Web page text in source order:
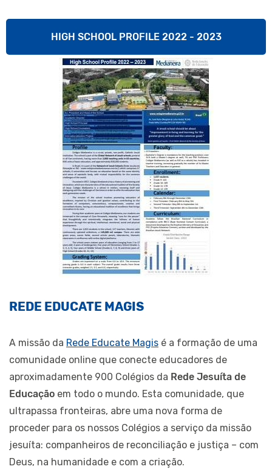
HIGH SCHOOL PROFILE 2022 - 2023
REDE EDUCATE MAGIS
A missão da Rede Educate Magis é a formação de uma
comunidade online que conecte educadores de
aproximadamente 900 Colégios da Rede Jesuíta de
Educação em todo o mundo. Esta comunidade, que
ultrapassa fronteiras, abre uma nova forma de
proceder para os nossos Colégios a serviço da missão
jesuíta: companheiros de reconciliação e justiça – com
Deus, na humanidade e com a criação.